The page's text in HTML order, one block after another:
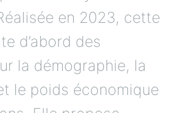
d’abord des
la démographie, la
le poids économique
Elle propose